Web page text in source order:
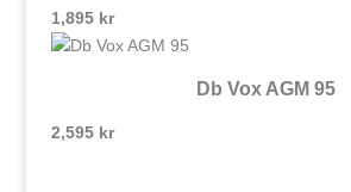
1,895 kr
Db Vox AGM 95
2,595 kr